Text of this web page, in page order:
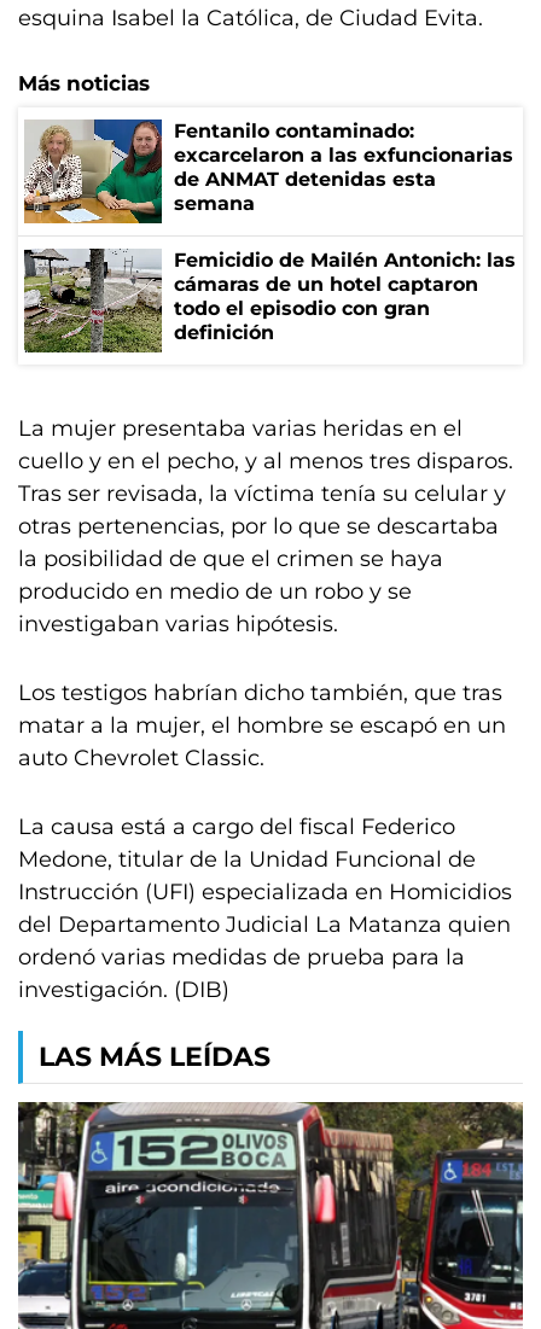
esquina Isabel la Católica, de Ciudad Evita.
Más noticias
Fentanilo contaminado:
excarcelaron a las exfuncionarias
de ANMAT detenidas esta
semana
Femicidio de Mailén Antonich: las
cámaras de un hotel captaron
todo el episodio con gran
definición
La mujer presentaba varias heridas en el
cuello y en el pecho, y al menos tres disparos.
Tras ser revisada, la víctima tenía su celular y
otras pertenencias, por lo que se descartaba
la posibilidad de que el crimen se haya
producido en medio de un robo y se
investigaban varias hipótesis.
Los testigos habrían dicho también, que tras
matar a la mujer, el hombre se escapó en un
auto Chevrolet Classic.
La causa está a cargo del fiscal Federico
Medone, titular de la Unidad Funcional de
Instrucción (UFI) especializada en Homicidios
del Departamento Judicial La Matanza quien
ordenó varias medidas de prueba para la
investigación. (DIB)
LAS MÁS LEÍDAS